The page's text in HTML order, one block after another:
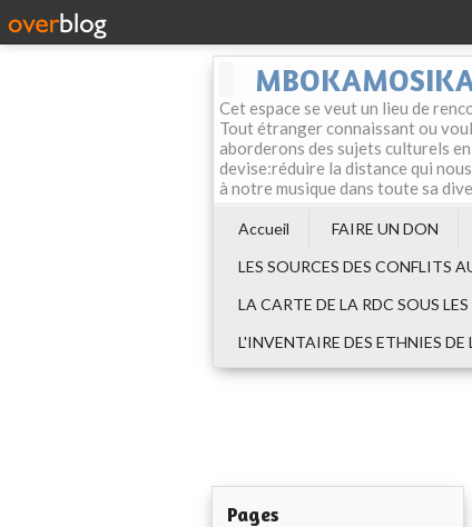
Cet espace se veut un lieu de
Tout étranger connaissant ou
aborderons des sujets culturels
devise:réduire la distance qui
à notre musique dans toute sa
Accueil FAIRE UN DON
LES SOURCES DES CONFLITS
LA CARTE DE LA RDC SOUS
L'INVENTAIRE DES ETHNIES DE
Pages